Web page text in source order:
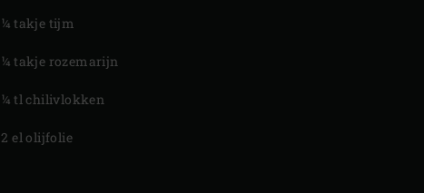
¼ takje tijm
¼ takje rozemarijn
¼ tl chilivlokken
2 el olijfolie